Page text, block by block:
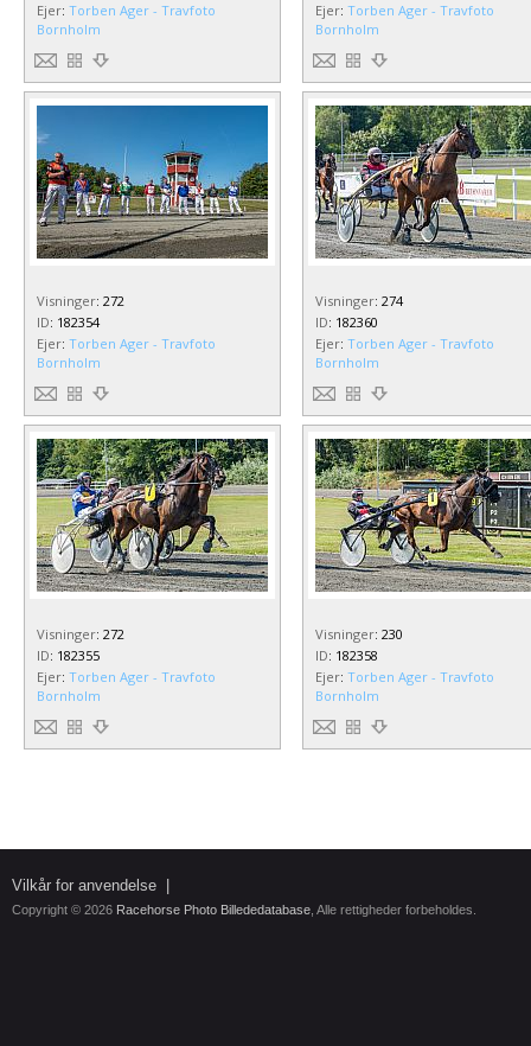
Ejer: Torben Ager - Travfoto
Bornholm
Ejer: Torben Ager - Travfoto
Bornholm
Visninger: 272
ID: 182354
Ejer: Torben Ager - Travfoto
Bornholm
Visninger: 274
ID: 182360
Ejer: Torben Ager - Travfoto
Bornholm
Visninger: 272
ID: 182355
Ejer: Torben Ager - Travfoto
Bornholm
Visninger: 230
ID: 182358
Ejer: Torben Ager - Travfoto
Bornholm
Vilkår for anvendelse
Copyright © 2026 Racehorse Photo Billededatabase , Alle rettigheder forbeholdes.